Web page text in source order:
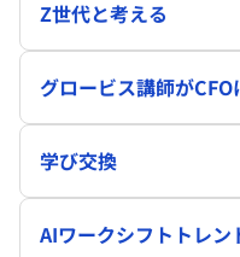
Z世代と考える
グロービス講師が
学び交換
AIワークシフトトレン